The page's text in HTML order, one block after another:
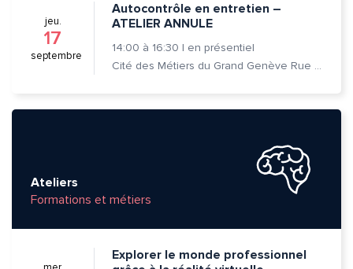
jeu.
17
septembre
Autocontrôle en entretien –
ATELIER ANNULE
14:00 à 16:30 | en présentiel
Cité des Métiers du Grand Genève Rue Prévost-Martin 6 1205 Genève
Ateliers
Formations et métiers
Explorer le monde professionnel